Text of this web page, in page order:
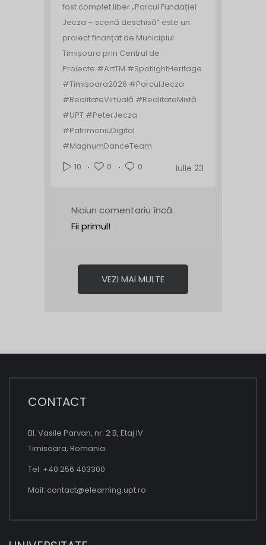
fost complet liber.„Parcul Fundației
Jecza – scenă deschisă” este un
proiect finanțat de Municipiul
Timișoara prin Centrul de
Proiecte.#ArtTM #SpotlightHeritage
#Timișoara2026 #ParculJecza
#RealitateVirtuală #RealitateMixtă
#UPT #PeterJecza
#PatrimoniuDigital
#MagnumDanceTeam
10
0 0 iulie 23
Niciun comentariu încă.
Fii primul!
VEZI MAI MULTE
CONTACT
Bl. Vasile Parvan, nr. 2 B, Etaj IV
Timisoara, Romania
Tel: +40 256 403300
Mail: contact@elearning.upt.ro